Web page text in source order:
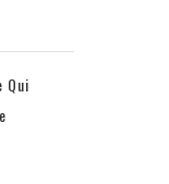
Qui